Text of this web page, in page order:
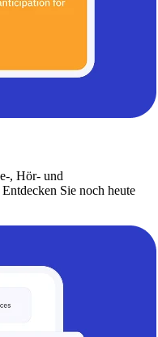
, Hör- und
Sie noch heute